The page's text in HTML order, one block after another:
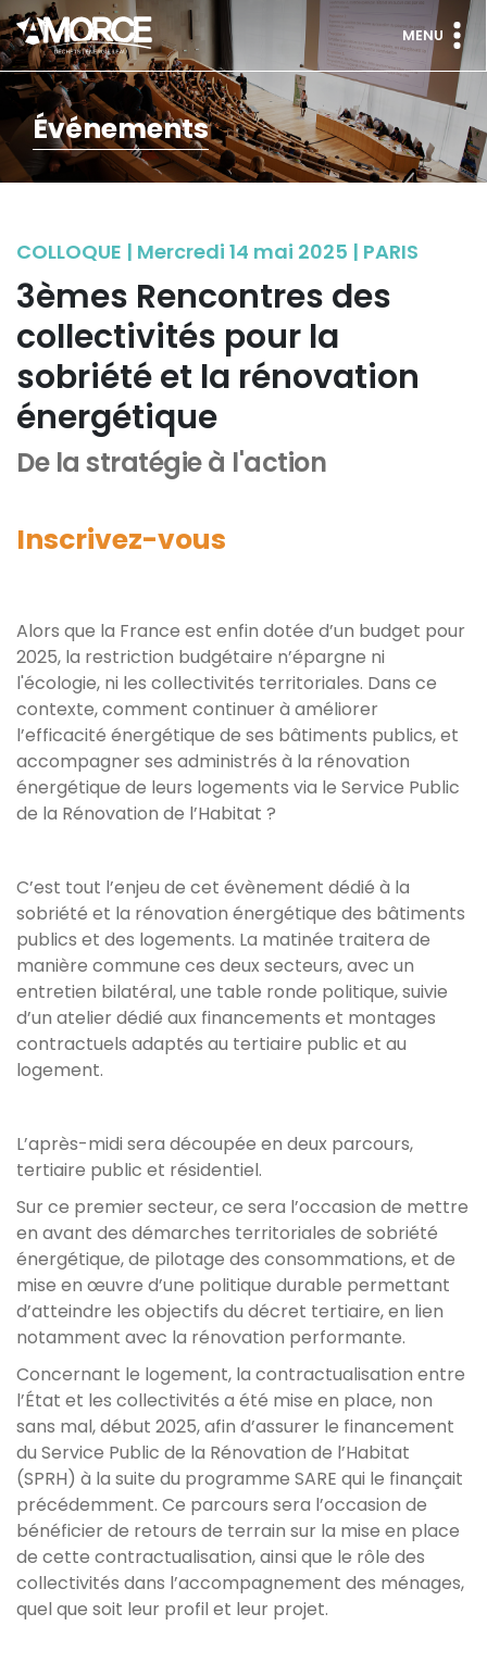
MENU
Événements
COLLOQUE | Mercredi 14 mai 2025 | PARIS
3èmes Rencontres des
collectivités pour la
sobriété et la rénovation
énergétique
De la stratégie à l'action
Inscrivez-vous
Alors que la France est enfin dotée d’un budget pour
2025, la restriction budgétaire n’épargne ni
l'écologie, ni les collectivités territoriales. Dans ce
contexte, comment continuer à améliorer
l’efficacité énergétique de ses bâtiments publics, et
accompagner ses administrés à la rénovation
énergétique de leurs logements via le Service Public
de la Rénovation de l’Habitat ?
C’est tout l’enjeu de cet évènement dédié à la
sobriété et la rénovation énergétique des bâtiments
publics et des logements. La matinée traitera de
manière commune ces deux secteurs, avec un
entretien bilatéral, une table ronde politique, suivie
d’un atelier dédié aux financements et montages
contractuels adaptés au tertiaire public et au
logement.
L’après-midi sera découpée en deux parcours,
tertiaire public et résidentiel.
Sur ce premier secteur, ce sera l’occasion de mettre
en avant des démarches territoriales de sobriété
énergétique, de pilotage des consommations, et de
mise en œuvre d’une politique durable permettant
d’atteindre les objectifs du décret tertiaire, en lien
notamment avec la rénovation performante.
Concernant le logement, la contractualisation entre
l’État et les collectivités a été mise en place, non
sans mal, début 2025, afin d’assurer le financement
du Service Public de la Rénovation de l’Habitat
(SPRH) à la suite du programme SARE qui le finançait
précédemment. Ce parcours sera l’occasion de
bénéficier de retours de terrain sur la mise en place
de cette contractualisation, ainsi que le rôle des
collectivités dans l’accompagnement des ménages,
quel que soit leur profil et leur projet.